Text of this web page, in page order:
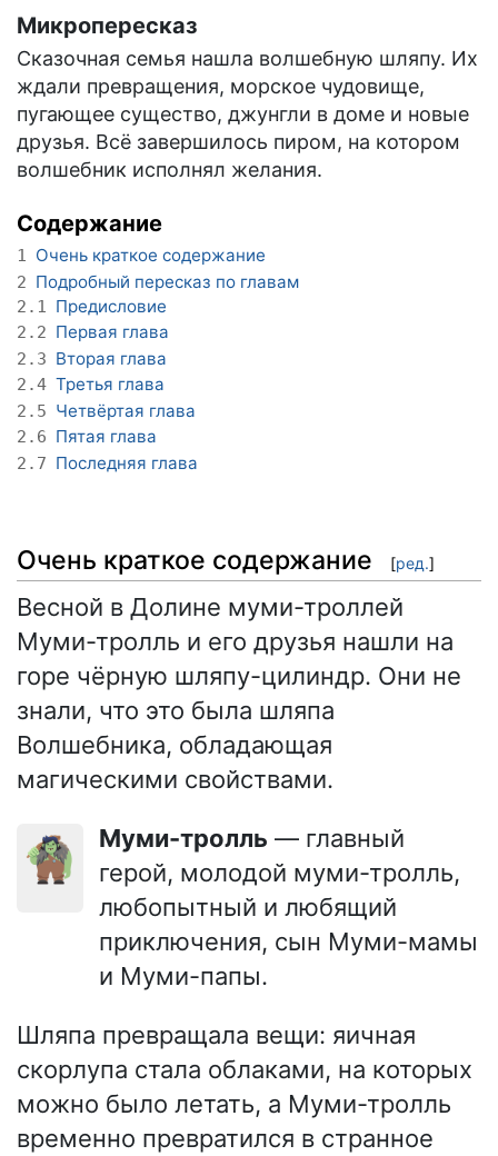
Микропересказ
Сказочная семья нашла волшебную шляпу. Их
ждали превращения, морское чудовище,
пугающее существо, джунгли в доме и новые
друзья. Всё завершилось пиром, на котором
волшебник исполнял желания.
Содержание
1 Очень краткое содержание
2 Подробный пересказ по главам
2.1 Предисловие
2.2 Первая глава
2.3 Вторая глава
2.4 Третья глава
2.5 Четвёртая глава
2.6 Пятая глава
2.7 Последняя глава
Очень краткое содержание [ред.]
Весной в Долине муми-троллей
Муми-тролль и его друзья нашли на
горе чёрную шляпу-цилиндр. Они не
знали, что это была шляпа
Волшебника, обладающая
магическими свойствами.
🧌 Муми-тролль — главный
герой, молодой муми-тролль,
любопытный и любящий
приключения, сын Муми-мамы
и Муми-папы.
Шляпа превращала вещи: яичная
скорлупа стала облаками, на которых
можно было летать, а Муми-тролль
временно превратился в странное